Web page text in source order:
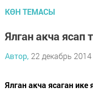
КӨН ТЕМАСЫ
Ялган акча ясап
Автор, 22 декабрь
Ялган акча ясаган ике